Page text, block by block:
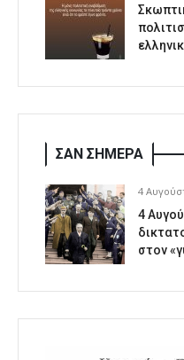
ΣΑΝ ΣΗΜΕΡΑ
4
4
στον